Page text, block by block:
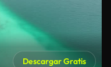
Descargar Gratis